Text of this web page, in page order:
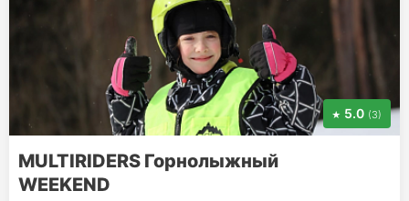
5.0 (3)
MULTIRIDERS Горнолыжный
WEEKEND